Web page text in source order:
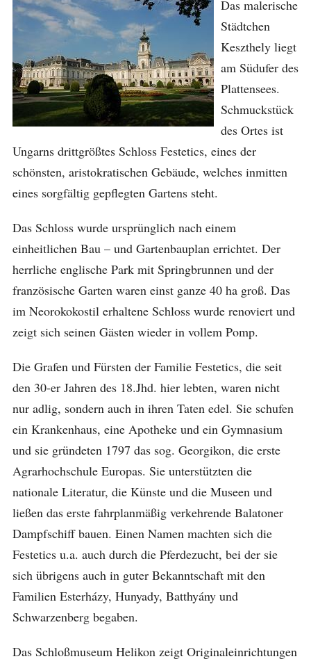
Das malerische
Städtchen
Keszthely liegt
am Südufer des
Plattensees.
Schmuckstück
des Ortes ist
Ungarns drittgrößtes Schloss Festetics, eines der
schönsten, aristokratischen Gebäude, welches inmitten
eines sorgfältig gepflegten Gartens steht.
Das Schloss wurde ursprünglich nach einem
einheitlichen Bau – und Gartenbauplan errichtet. Der
herrliche englische Park mit Springbrunnen und der
französische Garten waren einst ganze 40 ha groß. Das
im Neorokokostil erhaltene Schloss wurde renoviert und
zeigt sich seinen Gästen wieder in vollem Pomp.
Die Grafen und Fürsten der Familie Festetics, die seit
den 30-er Jahren des 18.Jhd. hier lebten, waren nicht
nur adlig, sondern auch in ihren Taten edel. Sie schufen
ein Krankenhaus, eine Apotheke und ein Gymnasium
und sie gründeten 1797 das sog. Georgikon, die erste
Agrarhochschule Europas. Sie unterstützten die
nationale Literatur, die Künste und die Museen und
ließen das erste fahrplanmäßig verkehrende Balatoner
Dampfschiff bauen. Einen Namen machten sich die
Festetics u.a. auch durch die Pferdezucht, bei der sie
sich übrigens auch in guter Bekanntschaft mit den
Familien Esterházy, Hunyady, Batthyány und
Schwarzenberg begaben.
Das Schloßmuseum Helikon zeigt Originaleinrichtungen